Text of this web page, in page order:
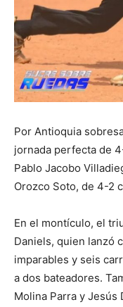
Por Antioquia
jornada perfecta de
Pablo Jacobo
Orozco Soto, de 4-2
En el montículo, el
Daniels, quien lanzó
imparables y seis
a dos bateadores.
Molina Parra y Jesús